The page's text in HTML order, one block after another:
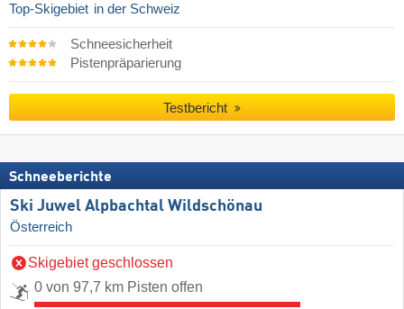
Top-Skigebiet in der Schweiz
Schneesicherheit
Pistenpräparierung
Testbericht
Schneeberichte
Ski Juwel Alpbachtal Wildschönau
Österreich
Skigebiet geschlossen
0 von 97,7 km Pisten offen